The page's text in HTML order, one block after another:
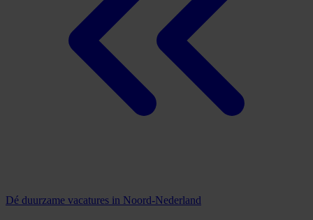
Dé duurzame vacatures in Noord-Nederland